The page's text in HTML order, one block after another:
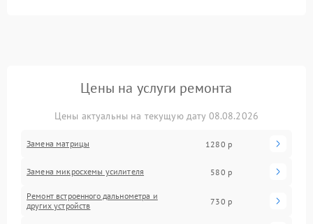
Цены на услуги ремонта
Цены актуальны на текущую дату 08.08.2026
Замена матрицы 1280 р
Замена микросхемы усилителя 580 р
Ремонт встроенного дальнометра и
других устройств
730 р